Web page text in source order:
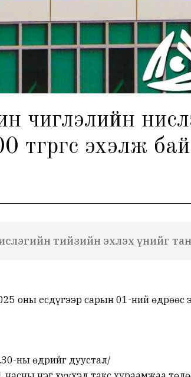
эхэлж
тийзийн эхлэх үнийг
оны есдүгээр сарын 01-ний
ны өдрийг дуустал/